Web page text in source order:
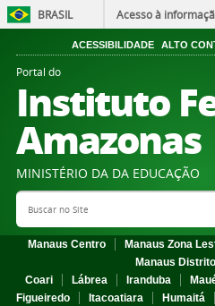
BRASIL Acesso à
ACESSIBILIDADE ALTO
Portal do
Instituto
Amazonas
MINISTÉRIO DA DA EDUCAÇÃO
Search Site
Manaus Centro Manaus Zona
Manaus
Coari
Lábrea Iranduba
Figueiredo
Itacoatiara Humaitá